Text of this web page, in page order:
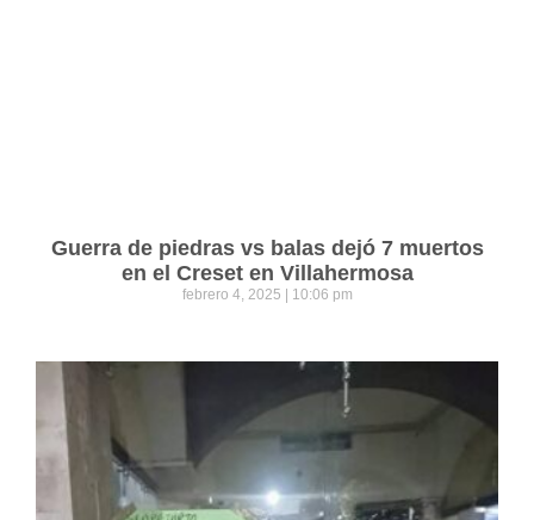
Guerra de piedras vs balas dejó 7 muertos
en el Creset en Villahermosa
febrero 4, 2025 10:06 pm